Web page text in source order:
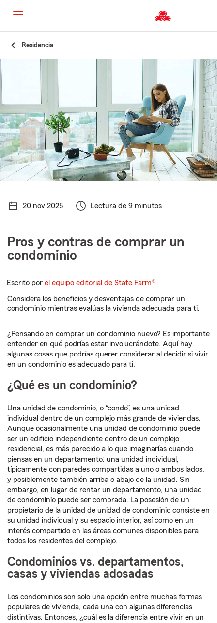
Residencia
20 nov 2025 Lectura de 9 minutos
Pros y contras de comprar un
condominio
Escrito porel equipo editorial de State Farm®
Considera los beneficios y desventajas de comprar un
condominio mientras evalúas la vivienda adecuada para ti.
¿Pensando en comprar un condominio nuevo? Es importante
entender en qué podrías estar involucrándote. Aquí hay
algunas cosas que podrías querer considerar al decidir si vivir
en un condominio es adecuado para ti.
¿Qué es un condominio?
Una unidad de condominio, o “condo”, es una unidad
individual dentro de un complejo más grande de viviendas.
Aunque ocasionalmente una unidad de condominio puede
ser un edificio independiente dentro de un complejo
residencial, es más parecido a lo que imaginarías cuando
piensas en un departamento: una unidad individual,
típicamente con paredes compartidas a uno o ambos lados,
y posiblemente también arriba o abajo de la unidad. Sin
embargo, en lugar de rentar un departamento, una unidad
de condominio puede ser comprada. La posesión de un
propietario de la unidad de unidad de condominio consiste en
su unidad individual y su espacio interior, así como en un
interés compartido en las áreas comunes disponibles para
todos los residentes del complejo.
Condominios vs. departamentos,
casas y viviendas adosadas
Los condominios son solo una opción entre muchas formas
populares de vivienda, cada una con algunas diferencias
distintivas. Entonces, ¿cuál es la diferencia entre vivir en un